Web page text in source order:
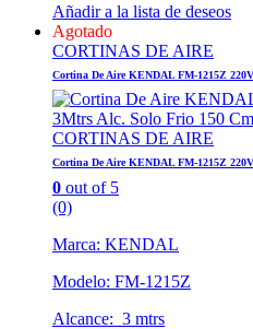
Añadir a la lista de deseos
Agotado
CORTINAS DE AIRE
Cortina De Aire KENDAL FM-1215Z
CORTINAS DE AIRE
Cortina De Aire KENDAL FM-1215Z
0 out of 5
(0)
Marca: KENDAL
Modelo: FM-1215Z
Alcance: 3 mtrs